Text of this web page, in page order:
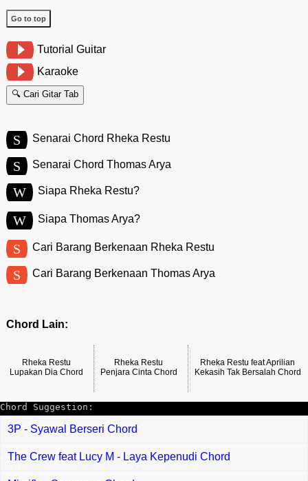
Go to top
Tutorial Guitar
Karaoke
🔍 Cari Gitar Tab
S Senarai Chord Rheka Restu
S Senarai Chord Thomas Arya
W Siapa Rheka Restu?
W Siapa Thomas Arya?
S Cari Barang Berkenaan Rheka Restu
S Cari Barang Berkenaan Thomas Arya
Chord Lain:
Rheka Restu
Lupakan Dia Chord
Rheka Restu
Penjara Cinta Chord
Rheka Restu feat Aprilian
Kekasih Tak Bersalah Chord
Chord Suggestion:
3P - Syawal Berseri Chord
The Crew feat Lucy M - Laya Kepenudi Chord